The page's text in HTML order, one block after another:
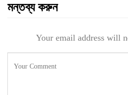
মন্তব্য করুন
Your email address will